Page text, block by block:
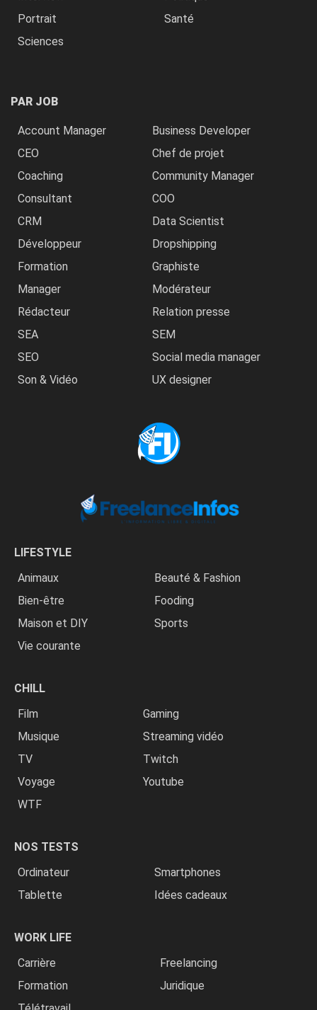
Portrait
Santé
Sciences
PAR JOB
Account Manager
Business Developer
CEO
Chef de projet
Coaching
Community Manager
Consultant
COO
CRM
Data Scientist
Développeur
Dropshipping
Formation
Graphiste
Manager
Modérateur
Rédacteur
Relation presse
SEA
SEM
SEO
Social media manager
Son & Vidéo
UX designer
LIFESTYLE
Animaux
Beauté & Fashion
Bien-être
Fooding
Maison et DIY
Sports
Vie courante
CHILL
Film
Gaming
Musique
Streaming vidéo
TV
Twitch
Voyage
Youtube
WTF
NOS TESTS
Ordinateur
Smartphones
Tablette
Idées cadeaux
WORK LIFE
Carrière
Freelancing
Formation
Juridique